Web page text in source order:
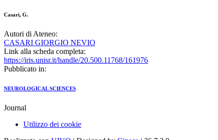
Casari, G.
Autori di Ateneo:
CASARI GIORGIO NEVIO
Link alla scheda completa:
https://iris.unisr.it/handle/20.500.11768/161976
Pubblicato in:
NEUROLOGICAL SCIENCES
Journal
Utilizzo dei cookie